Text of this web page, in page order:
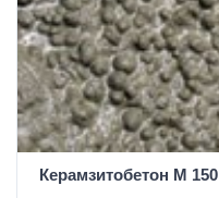
Керамзитобетон М 150